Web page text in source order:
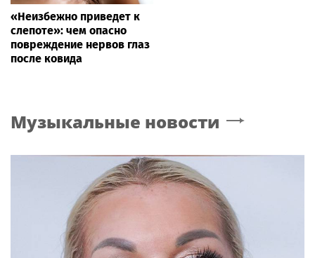
«Неизбежно приведет к
слепоте»: чем опасно
повреждение нервов глаз
после ковида
Музыкальные новости